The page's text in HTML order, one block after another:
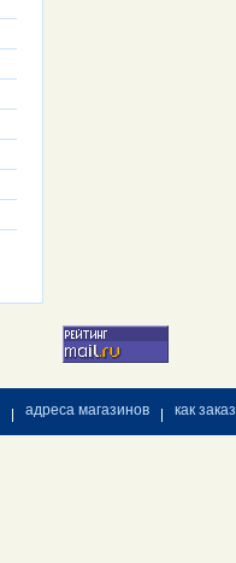
адреса магазинов как